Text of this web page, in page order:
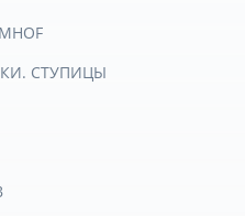
СТУПИЦЫ